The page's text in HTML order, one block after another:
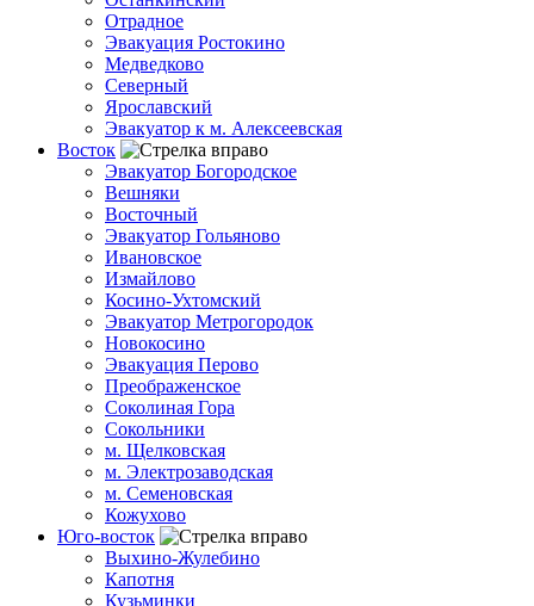
Отрадное
Эвакуация Ростокино
Медведково
Северный
Ярославский
Эвакуатор к м. Алексеевская
Восток
Эвакуатор Богородское
Вешняки
Восточный
Эвакуатор Гольяново
Ивановское
Измайлово
Косино-Ухтомский
Эвакуатор Метрогородок
Новокосино
Эвакуация Перово
Преображенское
Соколиная Гора
Сокольники
м. Щелковская
м. Электрозаводская
м. Семеновская
Кожухово
Юго-восток
Выхино-Жулебино
Капотня
Кузьминки